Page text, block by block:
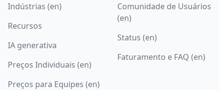
Indústrias (en)
Recursos
IA generativa
Preços Individuais (en)
Preços para Equipes (en)
Comunidade de Usuários
(en)
Status (en)
Faturamento e FAQ (en)